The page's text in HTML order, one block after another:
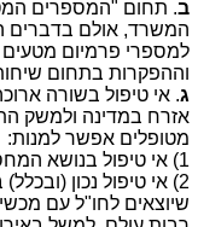
ב. תחום "המספרים
המשרד, אולם בדברים
למספרי פרמיום מטעים
וההפקרות בתחום שיחות
ג. אי טיפול בשורה
אזרח במדינה ולמשק
מטופלים אפשר למנות:
1) אי טיפול בנושא המחסור במספרי IP ומעבר ל- IPv6.
2) אי טיפול נכון
שיוצאים לחו"ל עם